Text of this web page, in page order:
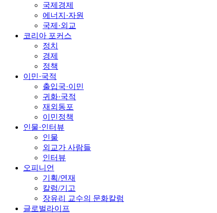
국제경제
에너지·자원
국제·외교
코리아 포커스
정치
경제
정책
이민·국적
출입국·이민
귀화·국적
재외동포
이민정책
인물·인터뷰
인물
외교가 사람들
인터뷰
오피니언
기획/연재
칼럼/기고
장유리 교수의 문화칼럼
글로벌라이프